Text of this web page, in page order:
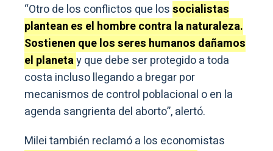
“Otro de los conflictos que lossocialistas
plantean es el hombre contra la naturaleza.
Sostienen que los seres humanos dañamos
el planetay que debe ser protegido a toda
costa incluso llegando a bregar por
mecanismos de control poblacional o en la
agenda sangrienta del aborto”, alertó.
Milei también reclamó a los economistas